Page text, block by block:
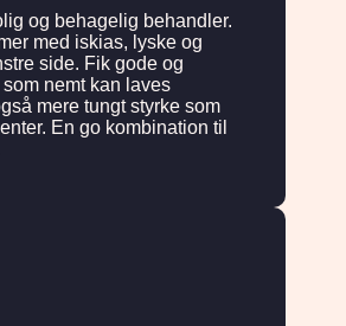
og behagelig behandler.
med iskias, lyske og
side. Fik gode og
nemt kan laves
mere tungt styrke som
En go kombination til